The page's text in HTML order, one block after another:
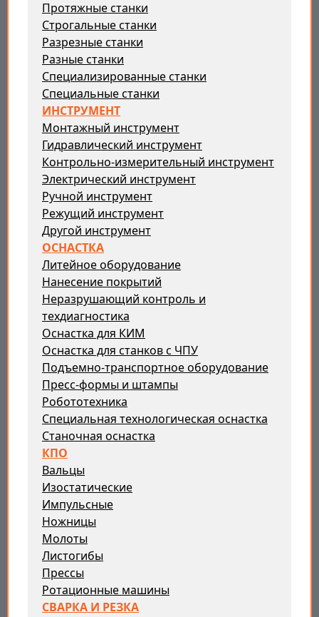
Протяжные станки
Строгальные станки
Разрезные станки
Разные станки
Специализированные станки
Специальные станки
ИНСТРУМЕНТ
Монтажный инструмент
Гидравлический инструмент
Контрольно-измерительный инструмент
Электрический инструмент
Ручной инструмент
Режущий инструмент
Другой инструмент
ОСНАСТКА
Литейное оборудование
Нанесение покрытий
Неразрушающий контроль и
техдиагностика
Оснастка для КИМ
Оснастка для станков с ЧПУ
Подъемно-транспортное оборудование
Пресс-формы и штампы
Робототехника
Специальная технологическая оснастка
Станочная оснастка
КПО
Вальцы
Изостатические
Импульсные
Ножницы
Молоты
Листогибы
Прессы
Ротационные машины
СВАРКА И РЕЗКА